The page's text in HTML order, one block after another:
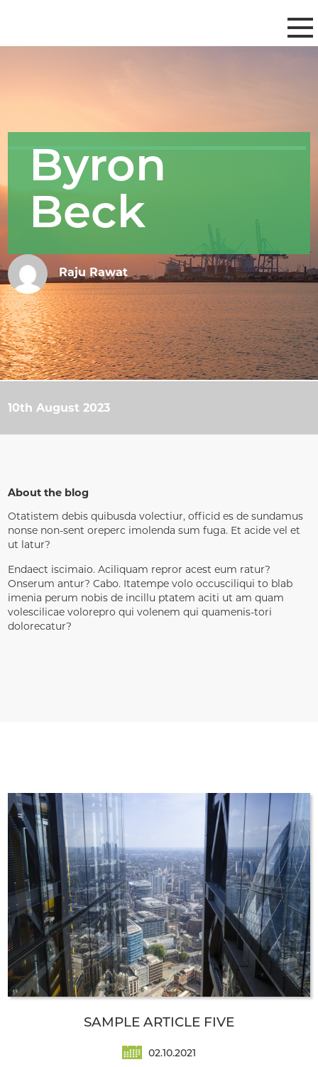
Byron
Beck
Raju Rawat
10th August 2023
About the blog
Otatistem debis quibusda volectiur, officid es de sundamus
nonse non-sent oreperc imolenda sum fuga. Et acide vel et
ut latur?
Endaect iscimaio. Aciliquam repror acest eum ratur?
Onserum antur? Cabo. Itatempe volo occusciliqui to blab
imenia perum nobis de incillu ptatem aciti ut am quam
volescilicae volorepro qui volenem qui quamenis-tori
dolorecatur?
SAMPLE ARTICLE FIVE
02.10.2021